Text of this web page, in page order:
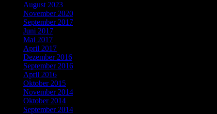
August 2023
November 2020
September 2017
Juni 2017
Mai 2017
April 2017
Dezember 2016
September 2016
April 2016
Oktober 2015
November 2014
Oktober 2014
September 2014